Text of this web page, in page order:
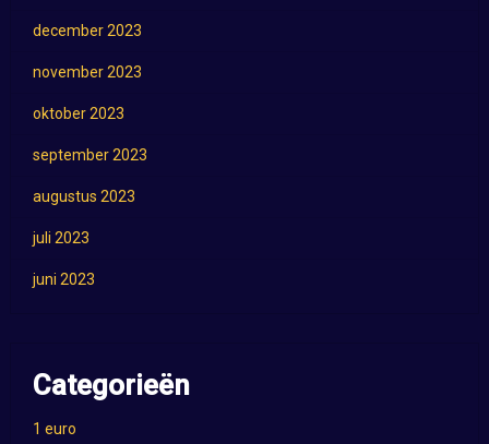
december 2023
november 2023
oktober 2023
september 2023
augustus 2023
juli 2023
juni 2023
Categorieën
1 euro